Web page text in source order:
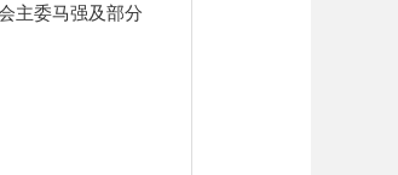
主委马强及部分